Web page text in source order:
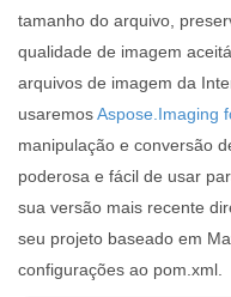
tamanho do arquivo,
qualidade de imagem
arquivos de imagem da
usaremosAspose.Imaging
manipulação e conversão
poderosa e fácil de usar
sua versão mais recente
seu projeto baseado em
configurações ao pom.xml.